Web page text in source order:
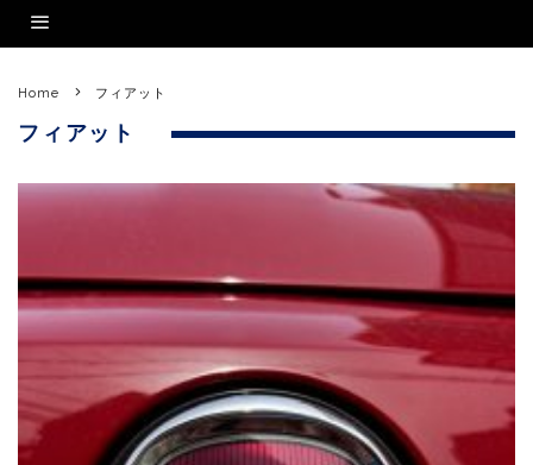
Home フィアット
フィアット